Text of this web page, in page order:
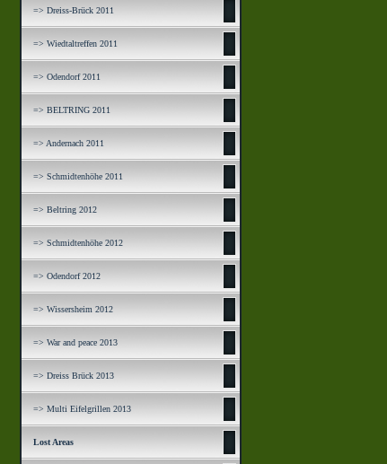
=> Dreiss-Brück 2011
=> Wiedtaltreffen 2011
=> Odendorf 2011
=> BELTRING 2011
=> Andernach 2011
=> Schmidtenhöhe 2011
=> Beltring 2012
=> Schmidtenhöhe 2012
=> Odendorf 2012
=> Wissersheim 2012
=> War and peace 2013
=> Dreiss Brück 2013
=> Multi Eifelgrillen 2013
Lost Areas